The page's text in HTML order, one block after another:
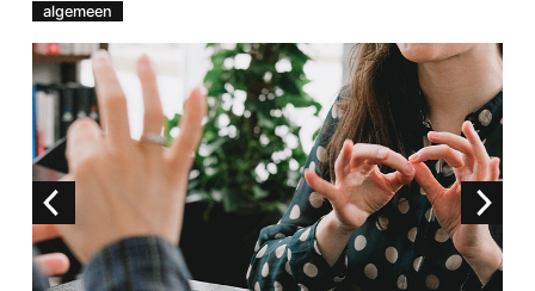
algemeen